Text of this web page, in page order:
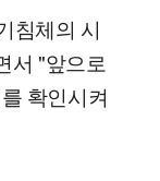
침체의 시
서 "앞으로
확인시켜